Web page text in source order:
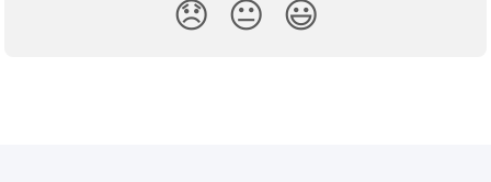
😞 😐 😃